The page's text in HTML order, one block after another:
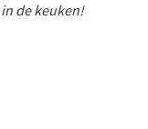
de keuken!